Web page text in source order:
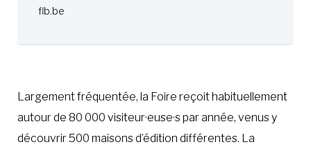
flb.be
Largement fréquentée, la Foire reçoit habituellement
autour de 80 000 visiteur·euse·s par année, venus y
découvrir 500 maisons d’édition différentes. La